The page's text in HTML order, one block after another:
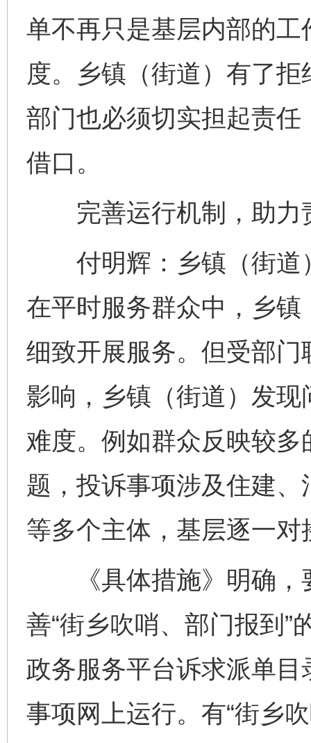
单不再只是基层内部的
度。乡镇（街道）有了
部门也必须切实担起责任
借口。
完善运行机制，助力
付明辉：乡镇（街道
在平时服务群众中，乡
细致开展服务。但受部
影响，乡镇（街道）发
难度。例如群众反映较多
题，投诉事项涉及住建
等多个主体，基层逐一
《具体措施》明确，
善“街乡吹哨、部门报到”
政务服务平台诉求派单
事项网上运行。有“街乡